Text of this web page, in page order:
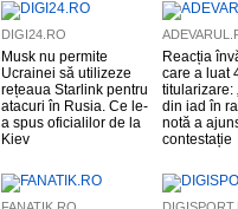
DIGI24.RO
Musk nu permite
Ucrainei să utilizeze
rețeaua Starlink pentru
atacuri în Rusia. Ce le-
a spus oficialilor de la
Kiev
Reacția
care a luat
titularizare:
din iad în
notă a
contestație